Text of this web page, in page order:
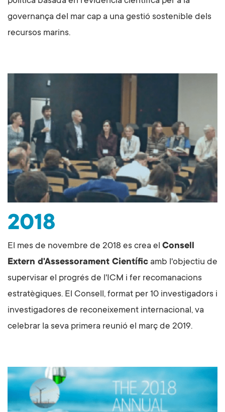
governança del mar cap a una gestió sostenible dels
recursos marins.
2018
El mes de novembre de 2018 es crea el Consell
Extern d'Assessorament Científic amb l'objectiu de
supervisar el progrés de l'ICM i fer recomanacions
estratègiques. El Consell, format per 10 investigadors i
investigadores de reconeixement internacional, va
celebrar la seva primera reunió el març de 2019.